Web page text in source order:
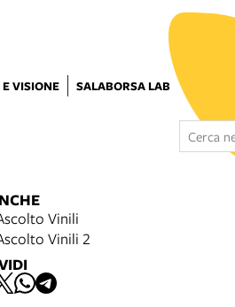
E VISIONE SALABORSA LAB
Vinili
Vinili 2